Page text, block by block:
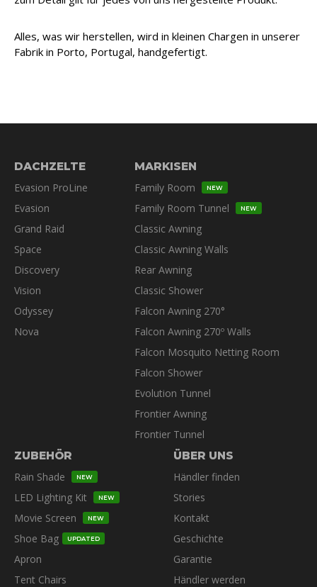
Alles, was wir herstellen, wird in kleinen Chargen in unserer
Fabrik in Porto, Portugal, handgefertigt.
DACHZELTE
Evasion ProLine
Evasion
Grand Raid
Space
Discovery
Vision
Odyssey
Nova
MARKISEN
Family Room
NEW
Family Room Tunnel NEW
Classic Awning
Classic Awning Walls
Rear Awning
Classic Shower
Falcon Awning 270°
Falcon Awning 270º Walls
Falcon Mosquito Netting Room
Falcon Shower
Evolution Tunnel
Frontier Awning
Frontier Tunnel
ZUBEHÖR
Rain Shade
NEW
LED Lighting Kit NEW
Movie Screen NEW
Shoe Bag UPDATED
Apron
Tent Chairs
ÜBER UNS
Händler finden
Stories
Kontakt
Geschichte
Garantie
Händler werden